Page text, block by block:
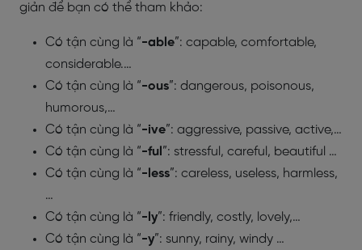
giản để bạn có thể tham khảo:
Có tận cùng là “-able”: capable, comfortable,
considerable.…
Có tận cùng là “-ous”: dangerous, poisonous,
humorous,…
Có tận cùng là “-ive”: aggressive, passive, active,…
Có tận cùng là “-ful ”: stressful, careful, beautiful …
Có tận cùng là “-less”: careless, useless, harmless,
…
Có tận cùng là “-ly”: friendly, costly, lovely,…
Có tận cùng là “-y”: sunny, rainy, windy …